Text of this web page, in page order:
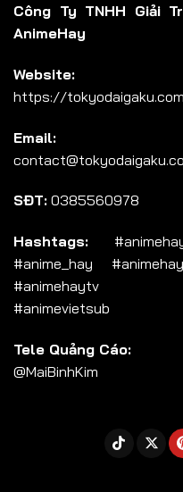
Công Ty TNHH Giải
AnimeHay
Website:
https://tokyodaigaku.com
Email:
SĐT: 0385560978
Hashtags:
#anime_hay
#animehaytv
#animevietsub
Tele Quảng Cáo:
@MaiBinhKim